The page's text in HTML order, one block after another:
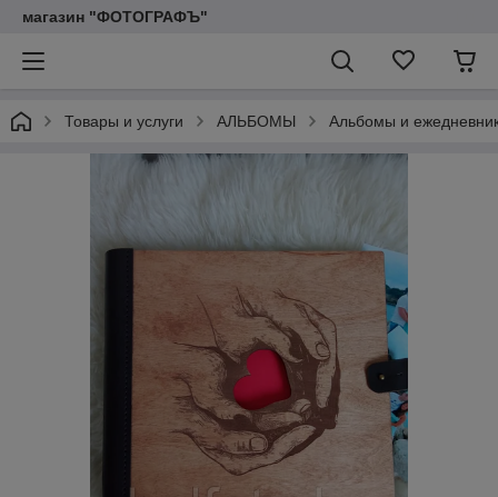
магазин "ФОТОГРАФЪ"
Товары и услуги АЛЬБОМЫ Альбомы и